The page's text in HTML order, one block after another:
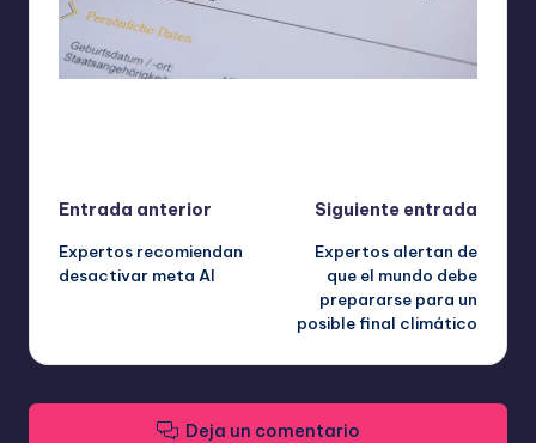
Navegación
de
Entrada anterior
Expertos recomiendan
desactivar meta AI
Siguiente entrada
Expertos alertan de
que el mundo debe
prepararse para un
posible final climático
Deja un comentario